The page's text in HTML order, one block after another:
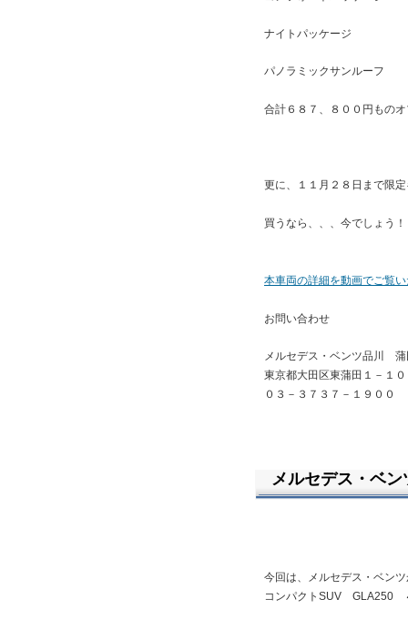
ナイトパッケージ
パノラミックサンルー
合計６８７、８００円もの
更に、１１月２８日まで限
買うなら、、、今でしょう！
本車両の詳細を動画でご覧
お問い合わせ
メルセデス・ベンツ品川 蒲
東京都大田区東蒲田１－１
０３－３７３７－１９００
メルセデス・ベ
今回は、メルセデス・ベン
コンパクトSUV GLA250